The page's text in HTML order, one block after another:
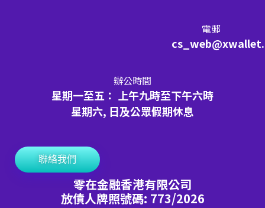
電郵
辦公時間
星期一至五： 上午九時至下午六時
星期六, 日及公眾假期休息
聯絡我們
零在金融香港有限公司
放債人牌照號碼: 773/2026